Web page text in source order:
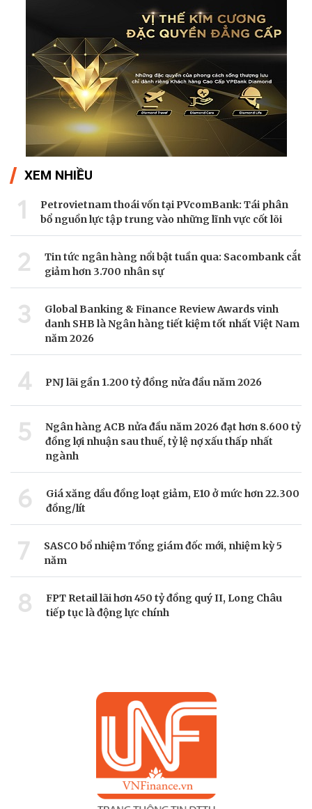
XEM NHIỀU
1
Petrovietnam thoái vốn tại PVcomBank: Tái phân
bổ nguồn lực tập trung vào những lĩnh vực cốt lõi
2
Tin tức ngân hàng nổi bật tuần qua: Sacombank cắt
giảm hơn 3.700 nhân sự
3
Global Banking & Finance Review Awards vinh
danh SHB là Ngân hàng tiết kiệm tốt nhất Việt Nam
năm 2026
4 PNJ lãi gần 1.200 tỷ đồng nửa đầu năm 2026
5
Ngân hàng ACB nửa đầu năm 2026 đạt hơn 8.600 tỷ
đồng lợi nhuận sau thuế, tỷ lệ nợ xấu thấp nhất
ngành
6
Giá xăng dầu đồng loạt giảm, E10 ở mức hơn 22.300
đồng/lít
7
SASCO bổ nhiệm Tổng giám đốc mới, nhiệm kỳ 5
năm
8
FPT Retail lãi hơn 450 tỷ đồng quý II, Long Châu
tiếp tục là động lực chính